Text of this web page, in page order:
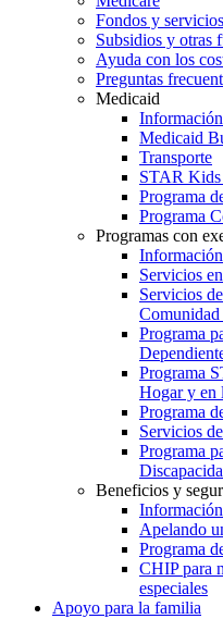
Fondos y
Subsidios y otras
Ayuda con los
Preguntas
Medicaid
Medicaid
Transporte
STAR Kids
Programa
Programa
Programas con
Servicios
Servicios
Programa
Programa
Hogar y en
Programa
Servicios
Programa
Beneficios y
Apelando
Programa
CHIP para
especiales
Apoyo para la familia